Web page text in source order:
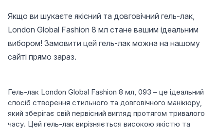
Якщо ви шукаєте якісний та довговічний гель-лак,
London Global Fashion 8 мл стане вашим ідеальним
вибором! Замовити цей гель-лак можна на нашому
сайті прямо зараз.
Гель-лак London Global Fashion 8 мл, 093 – це ідеальний
спосіб створення стильного та довговічного манікюру,
який зберігає свій первісний вигляд протягом тривалого
часу. Цей гель-лак вирізняється високою якістю та